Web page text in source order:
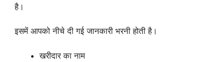
है।
इसमें आपको नीचे दी गई जानकारी भरनी होती है।
खरीदार का नाम